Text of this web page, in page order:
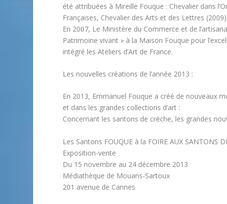
été attribuées à Mireille Fouque : Chevalier dans
Françaises, Chevalier des Arts et des Lettres (2009).
En 2007, Le Ministère du Commerce et de
Patrimoine vivant » à la Maison Fouque pour
intégré les Ateliers d’Art de France.
Les nouvelles créations de l’année 2013 :
En 2013, Emmanuel Fouque a créé de nouveaux
et dans les grandes collections d’art :
Concernant les santons de crèche, les grandes
Les Santons FOUQUE à la FOIRE AUX SANTONS
Exposition-vente
Du 15 novembre au 24 décembre 2013
Médiathèque de Mouans-Sartoux
201 avenue de Cannes